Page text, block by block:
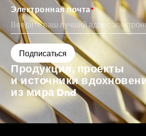
Электронная почта*
Продукция, проекты
и источники
из мира Dnd